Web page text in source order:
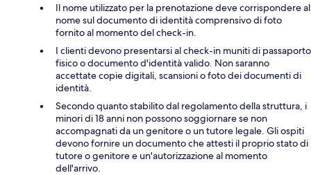
Il nome utilizzato per la prenotazione deve corrispondere al
nome sul documento di identità comprensivo di foto
fornito al momento del check-in.
I clienti devono presentarsi al check-in muniti di passaporto
fisico o documento d'identità valido. Non saranno
accettate copie digitali, scansioni o foto dei documenti di
identità.
Secondo quanto stabilito dal regolamento della struttura, i
minori di 18 anni non possono soggiornare se non
accompagnati da un genitore o un tutore legale. Gli ospiti
devono fornire un documento che attesti il proprio stato di
tutore o genitore e un'autorizzazione al momento
dell'arrivo.